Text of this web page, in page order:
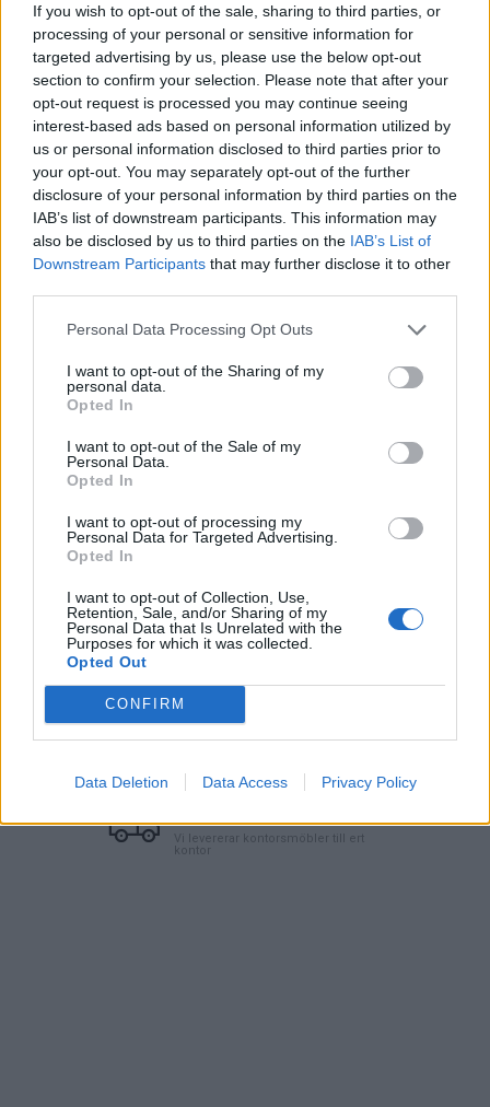
If you wish to opt-out of the sale, sharing to third parties, or
processing of your personal or sensitive information for
targeted advertising by us, please use the below opt-out
section to confirm your selection. Please note that after your
opt-out request is processed you may continue seeing
interest-based ads based on personal information utilized by
us or personal information disclosed to third parties prior to
your opt-out. You may separately opt-out of the further
disclosure of your personal information by third parties on the
IAB’s list of downstream participants. This information may
also be disclosed by us to third parties on the IAB’s List of
Downstream Participants that may further disclose it to other
Personal Data Processing Opt Outs
I want to opt-out of the Sharing of my
personal data.
Opted In
I want to opt-out of the Sale of my
Personal Data.
Opted In
I want to opt-out of processing my
Personal Data for Targeted Advertising.
Opted In
I want to opt-out of Collection, Use,
Retention, Sale, and/or Sharing of my
Personal Data that Is Unrelated with the
Purposes for which it was collected.
Opted Out
CONFIRM
Data Deletion Data Access Privacy Policy
mötet.
Skapa ett ombonat mötesrum med en färgsättning som hämtat
inspiration från heminredning.
Detta bord har skiva i keramik sk. stoneware som du finner i
exempelvis köksbänkar, i färgsättning som marmor. Det är därmed
ett väldigt tåligt material som passar utmäkrt på ett kontor men
med marmors fina färgsättning.
Benen är lackade i spännande moderna färger som Corten, Brons,
Guld, Umbra grå eller vitt.
Bordet finns i längderna 180, 200, 220, 240 samt 260 cm.
24.435:-
Lägg i varukorg
X6L5018LIW+CO
Leverans till er dörr
Vi levererar kontorsmöbler till ert
kontor